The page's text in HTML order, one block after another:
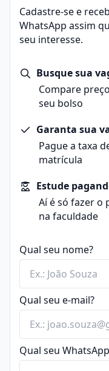
Cadastre-se e
WhatsApp assim
seu interesse.
Busque sua
Compare
seu bolso
Garanta sua
Pague a taxa
matrícula
Estude
Aí é só fazer o
na faculdade
Qual seu nome?
Qual seu e-mail?
Qual seu